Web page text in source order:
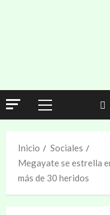
Inicio
Sociales
Megayate se estrella
más de 30 heridos